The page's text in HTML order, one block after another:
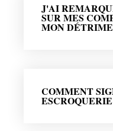
J'AI
SUR MES
MON
COMMENT